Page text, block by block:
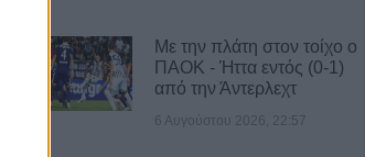
Με την πλάτη στον τοίχο ο
ΠΑΟΚ - Ήττα εντός (0-1)
από την Άντερλεχτ
6 Αυγούστου 2026, 22:57